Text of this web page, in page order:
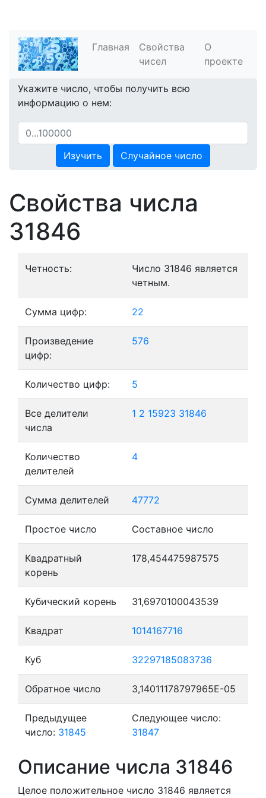
Главная
Свойства
чисел
О
проекте
Укажите число, чтобы получить всю
информацию о нем:
Изучить Случайное число
Свойства числа
31846
Четность:
Число 31846 является
четным.
Сумма цифр: 22
Произведение
цифр:
576
Количество цифр: 5
Все делители
числа
1 2 15923 31846
Количество
делителей
4
Сумма делителей 47772
Простое число Составное число
Квадратный
корень
178,454475987575
Кубический корень 31,6970100043539
Квадрат 1014167716
Куб 32297185083736
Обратное число 3,14011178797965E-05
Предыдущее
число: 31845
Следующее число:
31847
Описание числа 31846
Целое положительное число 31846 является